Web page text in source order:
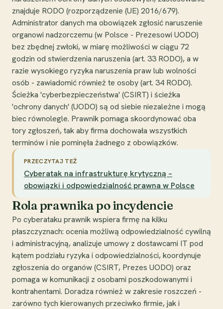
znajduje RODO (rozporządzenie (UE) 2016/679).
Administrator danych ma obowiązek zgłosić naruszenie
organowi nadzorczemu (w Polsce - Prezesowi UODO)
bez zbędnej zwłoki, w miarę możliwości w ciągu 72
godzin od stwierdzenia naruszenia (art. 33 RODO), a w
razie wysokiego ryzyka naruszenia praw lub wolności
osób - zawiadomić również te osoby (art. 34 RODO).
Ścieżka 'cyberbezpieczeństwa' (CSIRT) i ścieżka
'ochrony danych' (UODO) są od siebie niezależne i mogą
biec równolegle. Prawnik pomaga skoordynować oba
tory zgłoszeń, tak aby firma dochowała wszystkich
terminów i nie pominęła żadnego z obowiązków.
PRZECZYTAJ TEŻ
Cyberatak na infrastrukturę krytyczną –
obowiązki i odpowiedzialność prawna w Polsce
Rola prawnika po incydencie
Po cyberataku prawnik wspiera firmę na kilku
płaszczyznach: ocenia możliwą odpowiedzialność cywilną
i administracyjną, analizuje umowy z dostawcami IT pod
kątem podziału ryzyka i odpowiedzialności, koordynuje
zgłoszenia do organów (CSIRT, Prezes UODO) oraz
pomaga w komunikacji z osobami poszkodowanymi i
kontrahentami. Doradza również w zakresie roszczeń -
zarówno tych kierowanych przeciwko firmie, jak i